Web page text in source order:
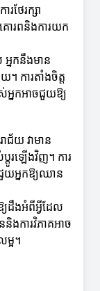
ថែរក្សា
ោរពនិងការយក
នកនឹងមាន
ការតាំងចិត្ត
នកអាចជួយឱ្យ
ជ័យ វាមាន
ដូរឡើងវិញ។ ការ
យអ្នកឱ្យឈាន
យដឹងអំពីអ្វីដែល
និងការវិភាគអាច
ម្អ។